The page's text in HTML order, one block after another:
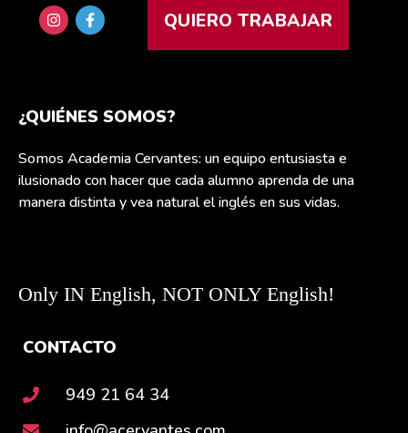
QUIERO TRABAJAR
¿QUIÉNES SOMOS?
Somos Academia Cervantes: un equipo entusiasta e
ilusionado con hacer que cada alumno aprenda de una
manera distinta y vea natural el inglés en sus vidas.
Only IN English, NOT ONLY English!
CONTACTO
949 21 64 34